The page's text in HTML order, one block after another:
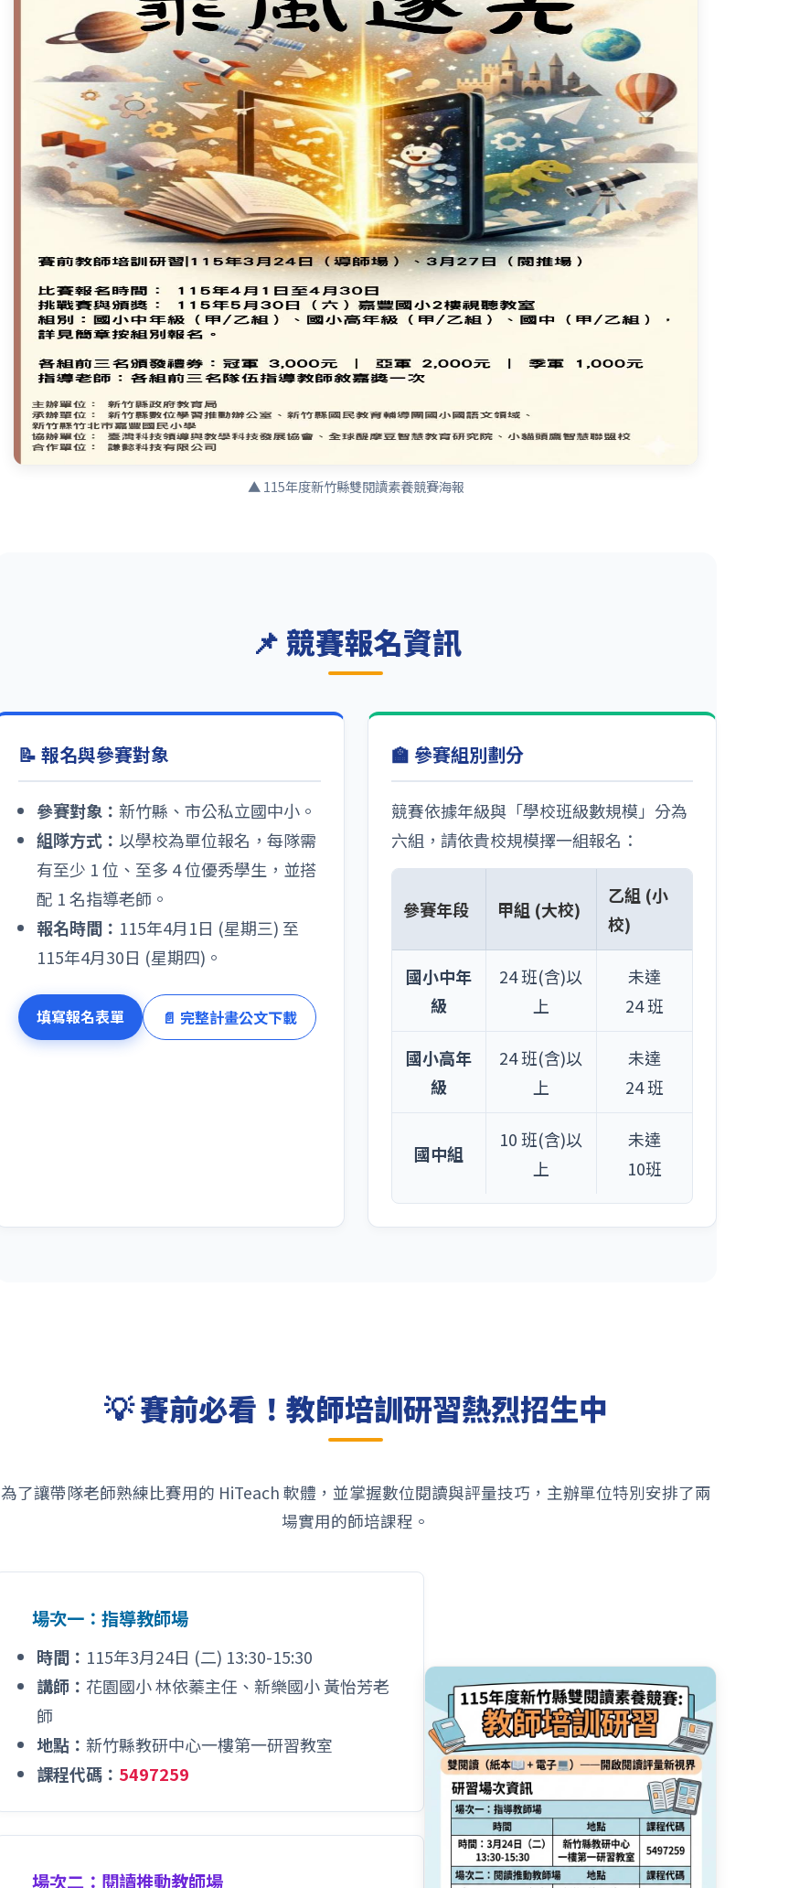
▲ 115年度新竹縣雙閱讀素養競賽海報
📌 競賽報名資訊
📝 報名與參賽對象
參賽對象： 新竹縣、市公私立國中小。
組隊方式： 以學校為單位報名，每隊需
有至少 1 位、至多 4 位優秀學生，並搭
配 1 名指導老師。
報名時間： 115年4月1日 (星期三) 至
115年4月30日 (星期四)。
填寫報名表單 📄 完整計畫公文下載
🏫 參賽組別劃分
競賽依據年級與「學校班級數規模」分為
六組，請依貴校規模擇一組報名：
參賽年段 甲組 (大校)
乙組 (小
校)
國小中年
級
24 班(含)以
上
未達
24 班
國小高年
級
24 班(含)以
上
未達
24 班
國中組
10 班(含)以
上
未達
10班
💡 賽前必看！教師培訓研習熱烈招生中
為了讓帶隊老師熟練比賽用的 HiTeach 軟體，並掌握數位閱讀與評量技巧，主辦單位特別安排了兩
場實用的師培課程。
場次一：指導教師場
時間： 115年3月24日 (二) 13:30-15:30
講師： 花園國小 林依蓁主任、新樂國小 黃怡芳老
師
地點： 新竹縣教研中心一樓第一研習教室
課程代碼： 5497259
場次二：閱讀推動教師場